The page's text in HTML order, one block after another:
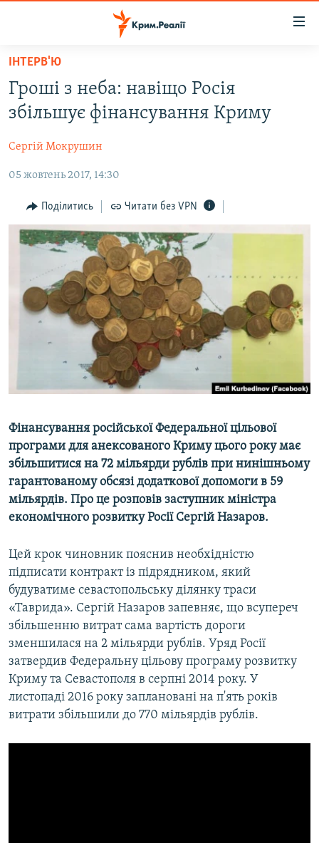
Перейти
основного
матеріалу
до
навігації
Перейти
пошуку
ВОДА.КРИМ
ВІДЕО ТА ФОТО
ПОЛІТИКА
БЛОГИ
ПОГЛЯД
ІНТЕРВ'Ю
ВСЕ ЗА ДЕНЬ
СПЕЦПРОЕКТИ
ДЕПОРТАЦІЯ
ВІДЕОУРОКИ «ELIFBE»
СВІДЧЕННЯ ОКУПАЦІЇ
УКРАЇНСЬКА ПРОБЛЕМА КРИМУ
ЯК ОБІЙТИ БЛОКУВАННЯ
Русский
Усі сайти RFE/RL
ІНТЕРВ'Ю
Гроші з неба: навіщо Росія
збільшує фінансування Криму
Сергій Мокрушин
05 жовтень 2017, 14:30
Поділитись Читати без VPN
Фінансування російської Федеральної цільової
програми для анексованого Криму цього року має
збільшитися на 72 мільярди рублів при нинішньому
гарантованому обсязі додаткової допомоги в 59
мільярдів. Про це розповів заступник міністра
економічного розвитку Росії Сергій Назаров.
Цей крок чиновник пояснив необхідністю
підписати контракт із підрядником, який
будуватиме севастопольську ділянку траси
«Таврида». Сергій Назаров запевняє, що всупереч
збільшенню витрат сама вартість дороги
зменшилася на 2 мільярди рублів. Уряд Росії
затвердив Федеральну цільову програму розвитку
Криму та Севастополя в серпні 2014 року. У
листопаді 2016 року заплановані на п'ять років
витрати збільшили до 770 мільярдів рублів.